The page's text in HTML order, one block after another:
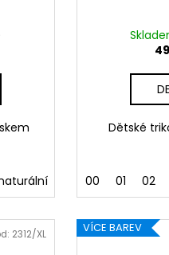
Dětské
00 01 02
2312/XL VÍCE BAREV